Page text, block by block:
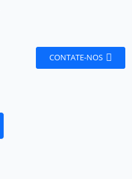
CONTATE-NOS